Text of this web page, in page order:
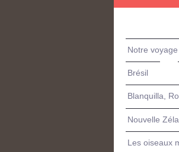
Notre
Brésil
Blanquilla,
Nouvelle
Les oiseaux